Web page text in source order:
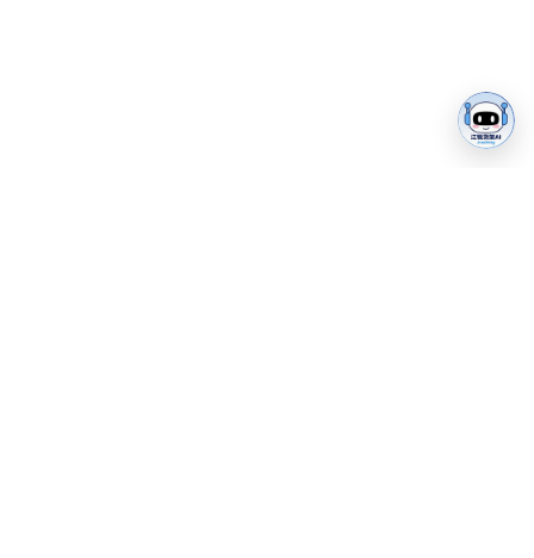
优质产品，是走向世界的桥梁！客户满意，是企业永恒的追